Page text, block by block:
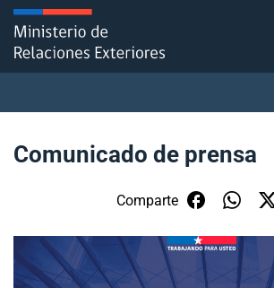
Click acá para ir directamente al contenido
Embajadas y consulados
Comunicado de prensa
Comparte